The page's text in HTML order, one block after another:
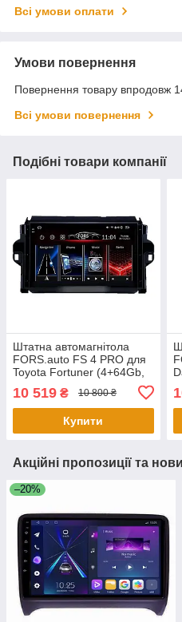
Всі умови оплати
Умови повернення
Повернення товару впродовж
Всі умови повернення
Подібні товари компанії
Штатна автомагнітола
FORS.auto FS 4 PRO для
Toyota Fortuner (4+64Gb,
10 519 ₴ 10 800 ₴
Купити
Акційні пропозиції та
–20%